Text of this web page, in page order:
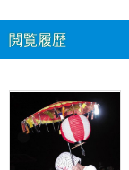
閲覧履歴